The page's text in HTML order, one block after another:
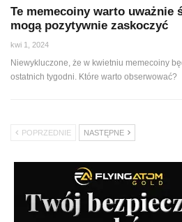
Te memecoiny warto uważnie
mogą pozytywnie zaskoczyć
kwi 1, 2024
Niewykluczone, że w kwietniu memecoiny
ostatnich tygodni. Które warto obserwować?
POPRZEDNIE NASTĘPNE